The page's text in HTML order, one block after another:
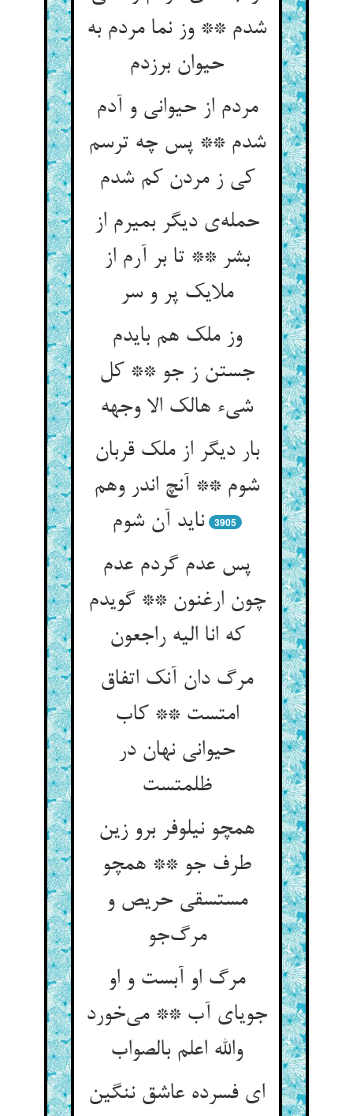
شدم ** وز نما مردم به
حیوان برزدم
مردم از حیوانی و آدم
شدم ** پس چه ترسم
کی ز مردن کم شدم
حمله‌ی دیگر بمیرم از
بشر ** تا بر آرم از
ملایک پر و سر
وز ملک هم بایدم
جستن ز جو ** کل
شیء هالک الا وجهه
بار دیگر از ملک قربان
شوم ** آنچ اندر وهم
ناید آن شوم
3905
پس عدم گردم عدم
چون ارغنون ** گویدم
که انا الیه راجعون
مرگ دان آنک اتفاق
امتست ** کاب
حیوانی نهان در
ظلمتست
همچو نیلوفر برو زین
طرف جو ** همچو
مستسقی حریص و
مرگ‌جو
مرگ او آبست و او
جویای آب ** می‌خورد
والله اعلم بالصواب
ای فسرده عاشق ننگین